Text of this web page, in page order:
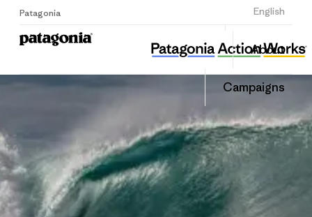
Patagonia English
Sign Up
About
Campaigns
성남환경운동연합
Share
this
Share
on